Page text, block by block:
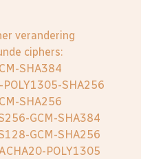
verandering
ciphers:
SHA384
POLY1305-SHA256
SHA256
GCM-SHA384
GCM-SHA256
POLY1305